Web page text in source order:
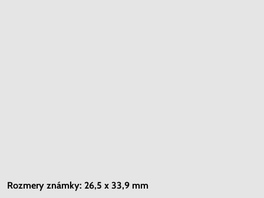
Rozmery známky: 26,5 x 33,9 mm